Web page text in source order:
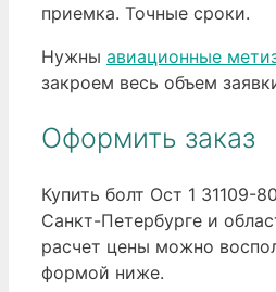
приемка. Точные сроки.
Нужны авиационные
закроем весь объем
Оформить заказ
Купить болт Ост 1 31109-
Санкт-Петербурге и
расчет цены можно
формой ниже.